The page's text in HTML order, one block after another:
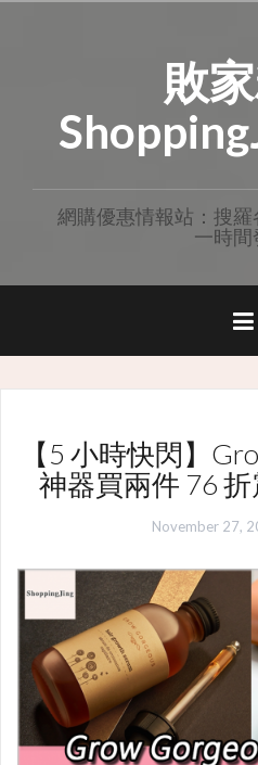
敗
網購優惠情報站：搜
一時間
【5 小時快閃】
神器買兩件 76
November 27,